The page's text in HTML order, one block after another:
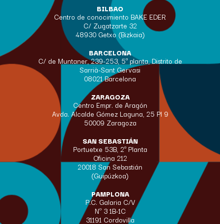
BILBAO
Centro de conocimiento BAKE EDER
C/ Zugatzarte 32
48930 Getxo (Bizkaia)
BARCELONA
C/ de Muntaner, 239-253, 5ª planta, Distrito de
Sarrià-Sant Gervasi
08021 Barcelona
ZARAGOZA
Centro Empr. de Aragón
Avda. Alcalde Gómez Laguna, 25 Pl 9
50009 Zaragoza
SAN SEBASTIÁN
Portuetxe 53B, 2ª Planta
Oficina 212
20018 San Sebastián
(Guipúzkoa)
PAMPLONA
P.C. Galaria C/V
Nº 3 1B-1C
31191 Cordovilla